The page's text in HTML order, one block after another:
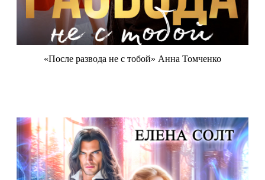
«После развода не с тобой» Анна Томченко